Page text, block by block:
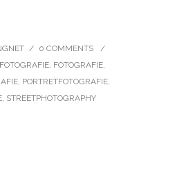
/ 0 COMMENTS
/
, FOTOGRAFIE,
, PORTRETFOTOGRAFIE,
, STREETPHOTOGRAPHY